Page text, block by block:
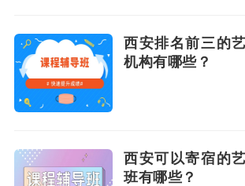
西安排名前三的
机构有哪些？
西安可以寄宿的
班有哪些？